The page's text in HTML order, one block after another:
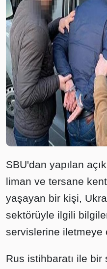
SBU'dan yapılan
liman ve tersane
yaşayan bir kişi,
sektörüyle ilgili
servislerine iletmeye
Rus istihbaratı ile